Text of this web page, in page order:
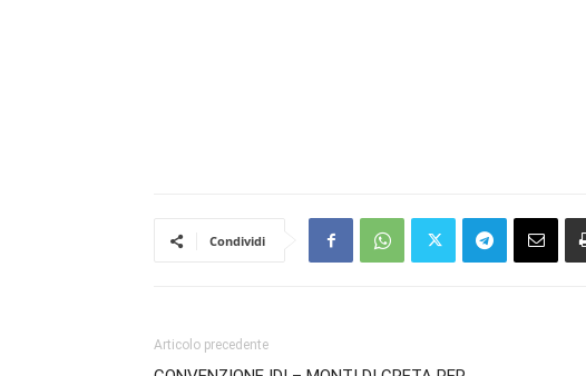
Condividi
Articolo precedente